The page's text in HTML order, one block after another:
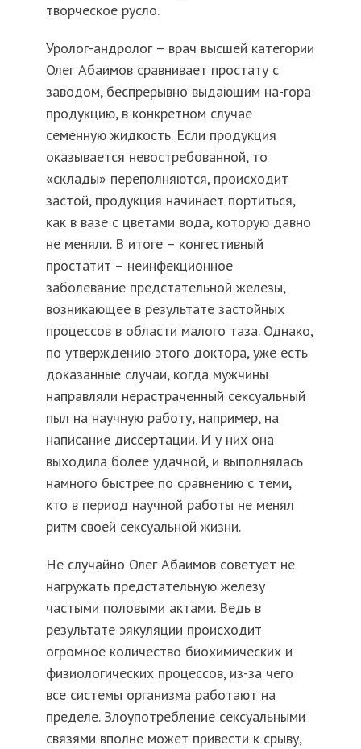
творческое русло.
Уролог-андролог – врач высшей категории
Олег Абаимов сравнивает простату с
заводом, беспрерывно выдающим на-гора
продукцию, в конкретном случае
семенную жидкость. Если продукция
оказывается невостребованной, то
«склады» переполняются, происходит
застой, продукция начинает портиться,
как в вазе с цветами вода, которую давно
не меняли. В итоге – конгестивный
простатит – неинфекционное
заболевание предстательной железы,
возникающее в результате застойных
процессов в области малого таза. Однако,
по утверждению этого доктора, уже есть
доказанные случаи, когда мужчины
направляли нерастраченный сексуальный
пыл на научную работу, например, на
написание диссертации. И у них она
выходила более удачной, и выполнялась
намного быстрее по сравнению с теми,
кто в период научной работы не менял
ритм своей сексуальной жизни.
Не случайно Олег Абаимов советует не
нагружать предстательную железу
частыми половыми актами. Ведь в
результате эякуляции происходит
огромное количество биохимических и
физиологических процессов, из-за чего
все системы организма работают на
пределе. Злоупотребление сексуальными
связями вполне может привести к срыву,